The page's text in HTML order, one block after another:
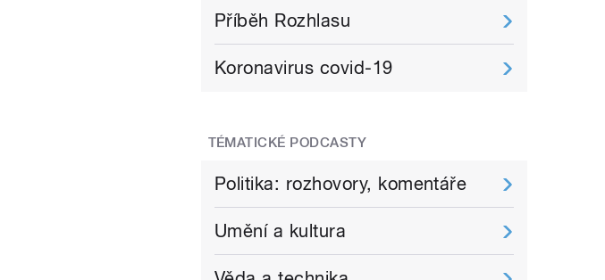
Příběh Rozhlasu
Koronavirus covid-19
TÉMATICKÉ PODCASTY
Politika: rozhovory, komentáře
Umění a kultura